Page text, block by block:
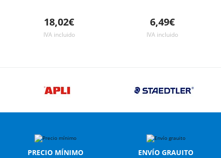
18,02€
IVA incluido
6,49€
IVA incluido
PRECIO MÍNIMO
ENVÍO GRAUITO